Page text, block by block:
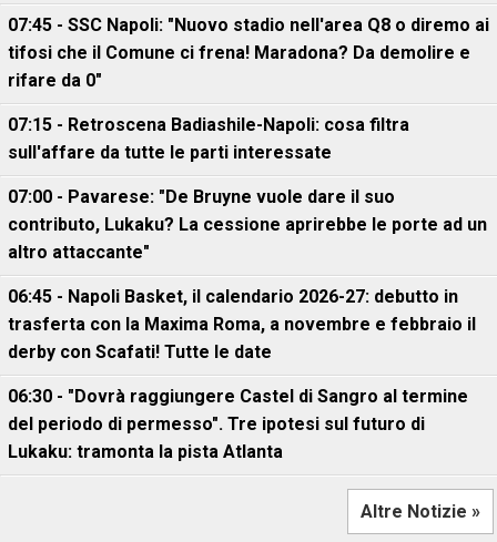
07:45 - SSC Napoli: "Nuovo stadio nell'area Q8 o diremo ai
tifosi che il Comune ci frena! Maradona? Da demolire e
rifare da 0"
07:15 - Retroscena Badiashile-Napoli: cosa filtra
sull'affare da tutte le parti interessate
07:00 - Pavarese: "De Bruyne vuole dare il suo
contributo, Lukaku? La cessione aprirebbe le porte ad un
altro attaccante"
06:45 - Napoli Basket, il calendario 2026-27: debutto in
trasferta con la Maxima Roma, a novembre e febbraio il
derby con Scafati! Tutte le date
06:30 - "Dovrà raggiungere Castel di Sangro al termine
del periodo di permesso". Tre ipotesi sul futuro di
Lukaku: tramonta la pista Atlanta
Altre Notizie »